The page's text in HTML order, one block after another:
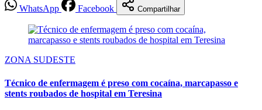
WhatsApp Facebook Compartilhar
ZONA SUDESTE
Técnico de enfermagem é preso com cocaína, marcapasso e
stents roubados de hospital em Teresina